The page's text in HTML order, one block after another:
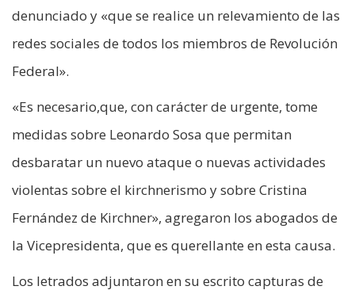
denunciado y «que se realice un relevamiento de las
redes sociales de todos los miembros de Revolución
Federal».
«Es necesario,que, con carácter de urgente, tome
medidas sobre Leonardo Sosa que permitan
desbaratar un nuevo ataque o nuevas actividades
violentas sobre el kirchnerismo y sobre Cristina
Fernández de Kirchner», agregaron los abogados de
la Vicepresidenta, que es querellante en esta causa.
Los letrados adjuntaron en su escrito capturas de